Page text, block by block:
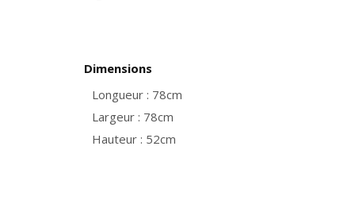
Dimensions
Longueur : 78cm
Largeur : 78cm
Hauteur : 52cm